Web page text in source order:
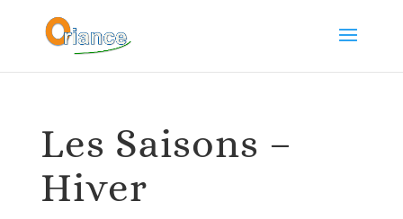
Les Saisons –
Hiver